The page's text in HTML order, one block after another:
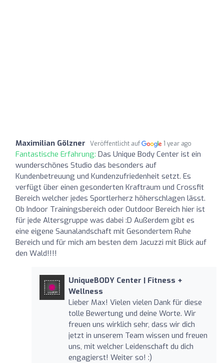
Maximilian Gölzner Veröffentlicht auf 1 year ago
Fantastische Erfahrung: Das Unique Body Center ist ein
wunderschönes Studio das besonders auf
Kundenbetreuung und Kundenzufriedenheit setzt. Es
verfügt über einen gesonderten Kraftraum und Crossfit
Bereich welcher jedes Sportlerherz höherschlagen lässt.
Ob Indoor Trainingsbereich oder Outdoor Bereich hier ist
für jede Altersgruppe was dabei :D Außerdem gibt es
eine eigene Saunalandschaft mit Gesondertem Ruhe
Bereich und für mich am besten dem Jacuzzi mit Blick auf
den Wald!!!!
UniqueBODY Center | Fitness +
Wellness
Lieber Max! Vielen vielen Dank für diese
tolle Bewertung und deine Worte. Wir
freuen uns wirklich sehr, dass wir dich
jetzt in unserem Team wissen und freuen
uns, mit welcher Leidenschaft du dich
engagierst! Weiter so! :)